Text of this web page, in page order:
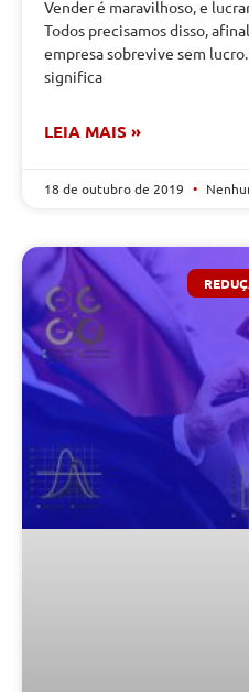
Vender é maravilhoso, e
Todos precisamos disso,
empresa sobrevive sem
significa
LEIA MAIS »
18 de outubro de 2019